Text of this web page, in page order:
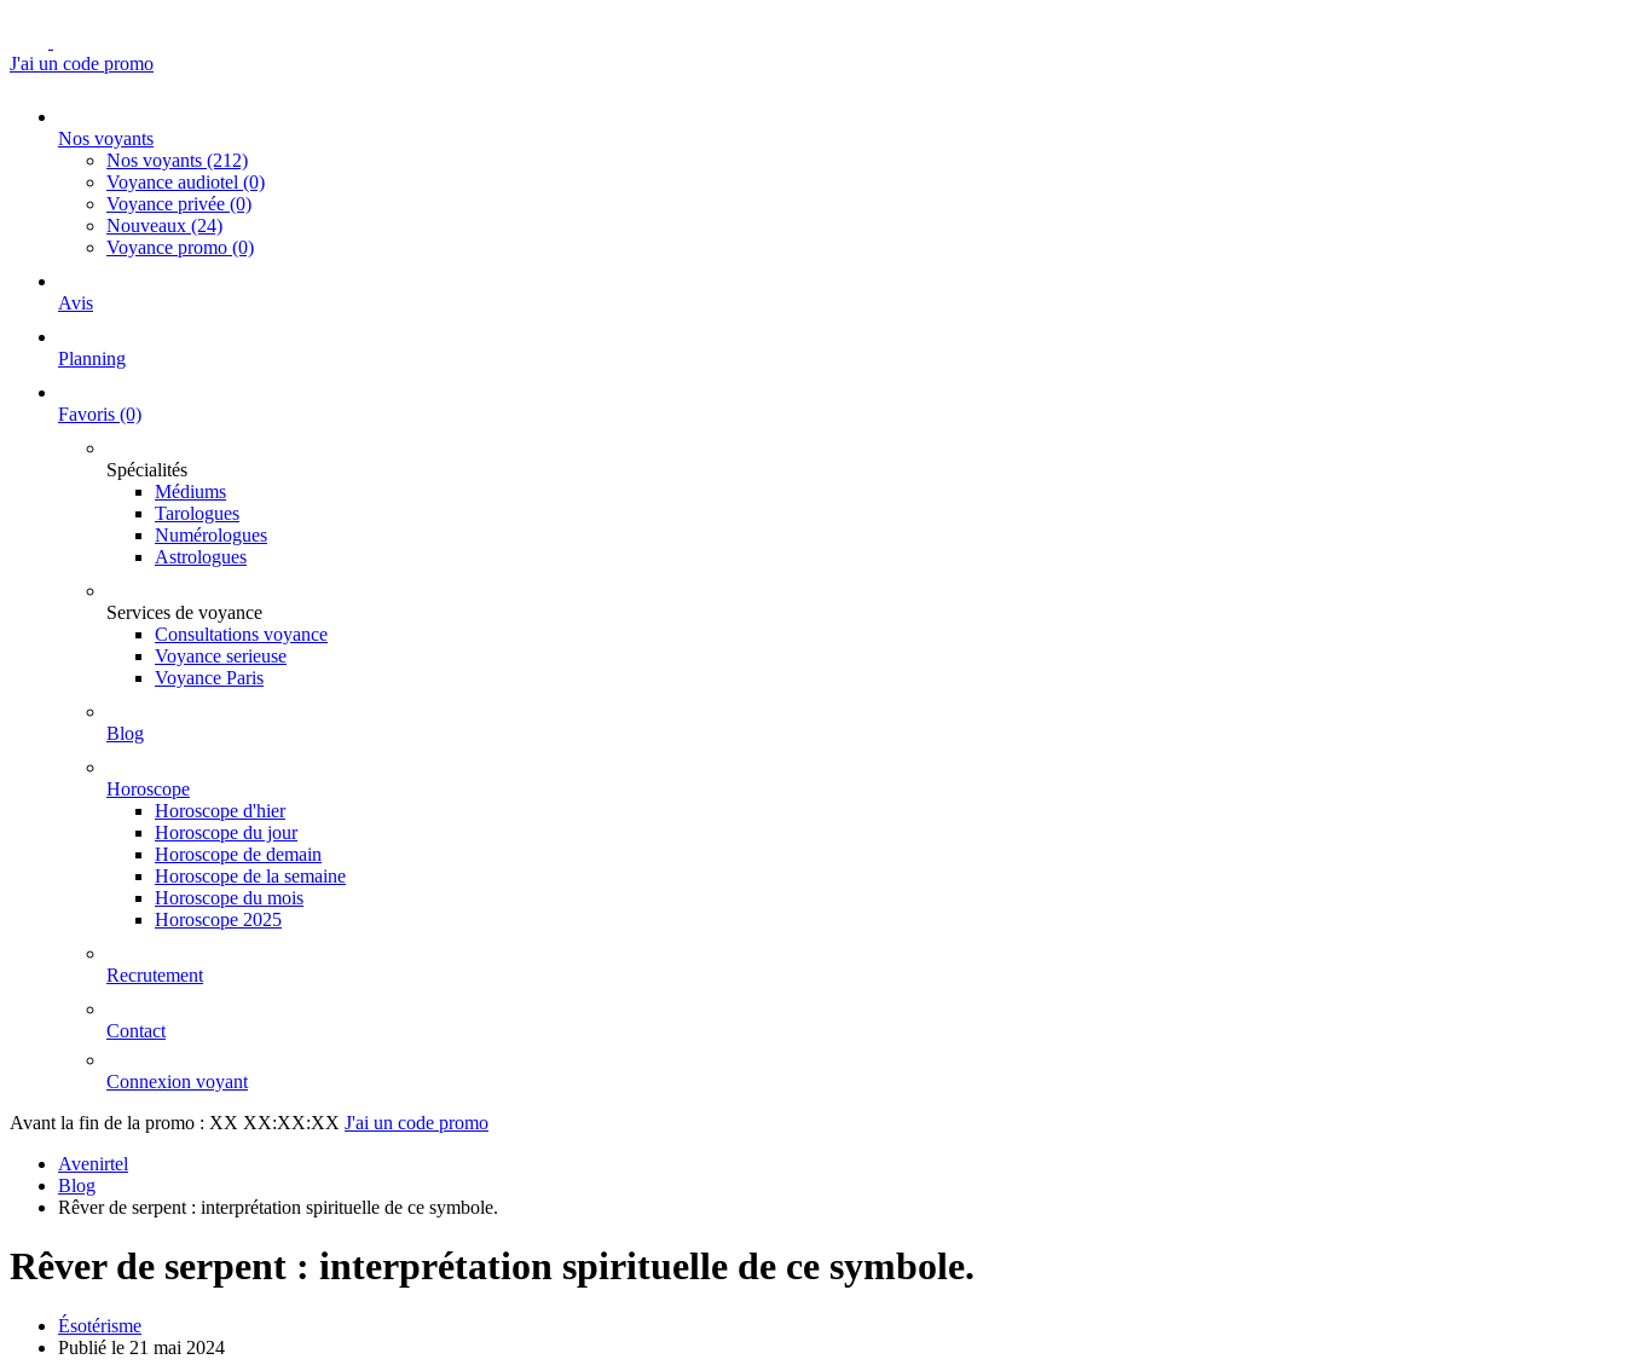
J'ai un code promo
Nos voyants
Nos voyants (212)
Voyance audiotel (0)
Voyance privée (0)
Nouveaux (24)
Voyance promo (0)
Avis
Planning
Favoris (0)
Spécialités
Médiums
Tarologues
Numérologues
Astrologues
Services de voyance
Consultations voyance
Voyance serieuse
Voyance Paris
Blog
Horoscope
Horoscope d'hier
Horoscope du jour
Horoscope de demain
Horoscope de la semaine
Horoscope du mois
Horoscope 2025
Recrutement
Contact
Connexion voyant
Avant la fin de la promo : XX XX:XX:XX J'ai un code promo
Avenirtel
Blog
Rêver de serpent : interprétation spirituelle de ce symbole.
Rêver de serpent : interprétation spirituelle de ce symbole.
Ésotérisme
Publié le 21 mai 2024